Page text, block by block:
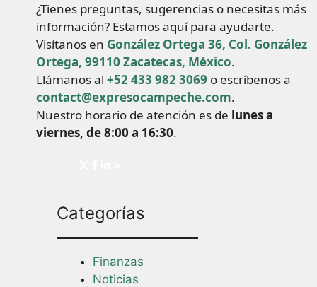
¿Tienes preguntas, sugerencias o necesitas más
información? Estamos aquí para ayudarte.
Visítanos en González Ortega 36, Col. González
Ortega, 99110 Zacatecas, México.
Llámanos al +52 433 982 3069 o escríbenos a
contact@expresocampeche.com.
Nuestro horario de atención es de lunes a
viernes, de 8:00 a 16:30.
Categorías
Finanzas
Noticias